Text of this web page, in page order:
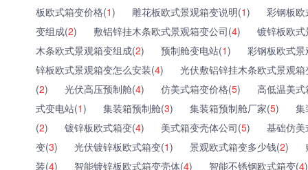
板欧式箱变价格(1) 雕花板欧式景观箱变说明(1)
彩钢板
变组成(2) 敷铝锌挂木条欧式景观箱变公司(4)
镀锌板欧
木条欧式景观箱变组成(2) 预制舱变电站(1)
彩钢板欧式
锌板欧式景观箱变怎么安装(4)
光伏敷铝锌挂木条欧式景观箱
(2) 光伏高压预制舱(4) 仿美式箱变价格(5)
高低温美
式变电站(1) 集装箱预制舱(3) 集装箱预制舱厂家(5)
集
(2) 镀锌板欧式箱变(4) 美式箱变壳体公司(5)
基础仿
变(3) 光伏镀锌板欧式箱变(1) 景观欧式箱变多少钱(2)
装(4) 智能镀锌板欧式箱变壳体(4) 智能不锈钢欧式箱变(4)